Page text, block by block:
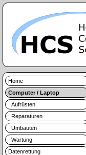
Home
Computer / Laptop
Aufrüsten
Reparaturen
Umbauten
Wartung
Datenrettung